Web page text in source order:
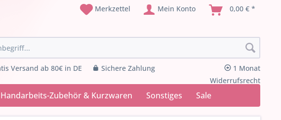
Merkzettel Mein Konto 0,00 € *
Versand ab 80€ in DE Sichere Zahlung
1 Monat
Widerrufsrecht
Handarbeits-Zubehör & Kurzwaren Sonstiges Sale